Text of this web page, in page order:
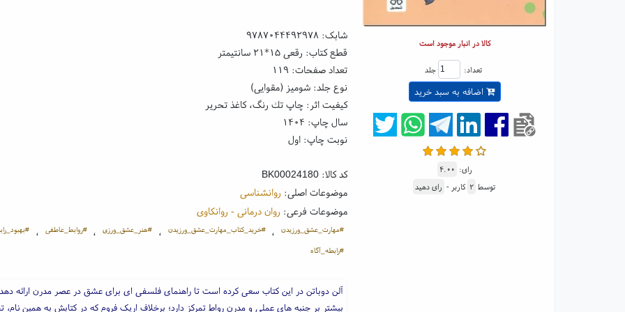
کالا در انبار موجود است
تعداد: جلد
اضافه به سبد خرید
رای: ۴.۰۰
توسط ۲ کاربر - رای دهید
شابک:۹۷۸۷۰۴۴۴۹۲۹۷۸
قطع کتاب: رقعی ۱۵*۲۱ سانتیمتر
تعداد صفحات: ۱۱۹
نوع جلد: شومیز (مقوایی)
کیفیت اثر: چاپ تك رنگ، کاغذ تحریر
سال چاپ: ۱۴۰۴
نوبت چاپ: اول
کد کالا:BK00024180
موضوعات اصلی: روانشناسی
موضوعات فرعی: روان درمانی - روانکاوی
#مهارت_عشق_ورزیدن ، #خرید_کتاب_مهارت_عشق_ورزیدن ، #هنر_عشق_ورزی ، #روابط_عاطفی ،
#رابطه_آگاه
آلن دوباتن در این کتاب سعی کرده است تا راهنمای فلسفی ای برای عشق در عصر مدرن ارائه
بیشتر بر جنبه های عملی و مدرن رواط تمرکز دارد؛ برخلاف اریک فروم که در کتابش به همین نام،